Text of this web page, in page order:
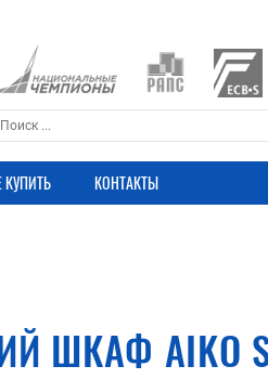
КУПИТЬ КОНТАКТЫ
ШКАФ AIKO